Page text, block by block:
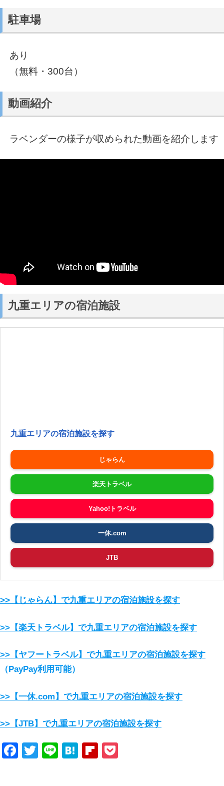
駐車場
あり
（無料・300台）
動画紹介
ラベンダーの様子が収められた動画を紹介します
九重エリアの宿泊施設
九重エリアの宿泊施設を探す
じゃらん
楽天トラベル
Yahoo!トラベル
一休.com
JTB
>>【じゃらん】で九重エリアの宿泊施設を探す
>>【楽天トラベル】で九重エリアの宿泊施設を探す
>>【ヤフートラベル】で九重エリアの宿泊施設を探す
（PayPay利用可能）
>>【一休.com】で九重エリアの宿泊施設を探す
>>【JTB】で九重エリアの宿泊施設を探す
Facebook
Twitter
LineHatenaFlipboard